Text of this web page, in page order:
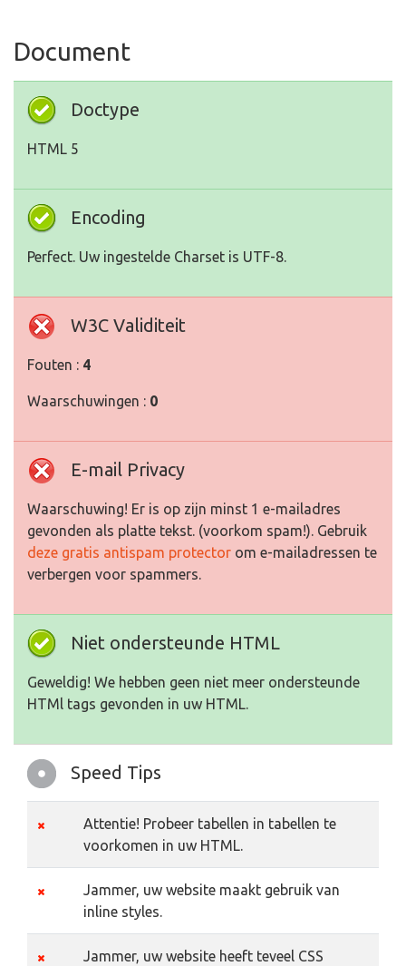
Document
Doctype
HTML 5
Encoding
Perfect. Uw ingestelde Charset is UTF-8.
W3C Validiteit
Fouten : 4
Waarschuwingen : 0
E-mail Privacy
Waarschuwing! Er is op zijn minst 1 e-mailadres
gevonden als platte tekst. (voorkom spam!). Gebruik
deze gratis antispam protector om e-mailadressen te
verbergen voor spammers.
Niet ondersteunde HTML
Geweldig! We hebben geen niet meer ondersteunde
HTMl tags gevonden in uw HTML.
Speed Tips
Attentie! Probeer tabellen in tabellen te
voorkomen in uw HTML.
Jammer, uw website maakt gebruik van
inline styles.
Jammer, uw website heeft teveel CSS